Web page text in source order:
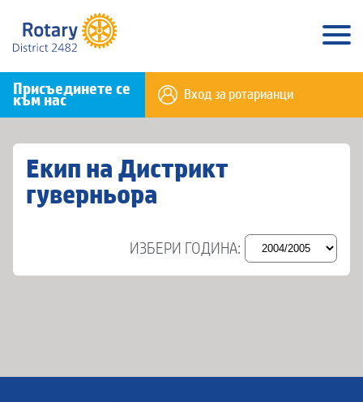
Присъединете се
към нас Вход за ротарианци
Екип на Дистрикт
гуверньора
ИЗБЕРИ ГОДИНА: